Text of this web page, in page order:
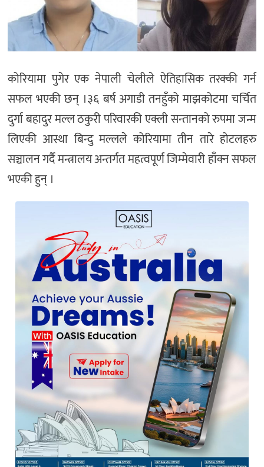
कोरियामा पुगेर एक नेपाली चेलीले ऐतिहासिक तरक्की गर्न
सफल भएकी छन् ।३६ बर्ष अगाडी तनहुँको माझकोटमा चर्चित
दुर्गा बहादुर मल्ल ठकुरी परिवारकी एक्ली सन्तानको रुपमा जन्म
लिएकी आस्था बिन्दु मल्लले कोरियामा तीन तारे होटलहरु
सञ्चालन गर्दै मन्त्रालय अन्तर्गत महत्वपूर्ण जिम्मेवारी हाँक्न सफल
भएकी हुन् ।